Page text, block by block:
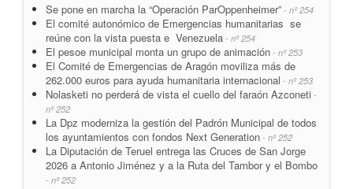
Se pone en marcha la “Operación ParOppenheimer” - nº 254
El comité autonómico de Emergencias humanitarias se
reúne con la vista puesta e Venezuela - nº 254
El pesoe municipal monta un grupo de animación - nº 253
El Comité de Emergencias de Aragón moviliza más de
262.000 euros para ayuda humanitaria internacional - nº 253
Nolasketi no perderá de vista el cuello del faraón Azconeti -
nº 252
La Dpz moderniza la gestión del Padrón Municipal de todos
los ayuntamientos con fondos Next Generation - nº 252
La Diputación de Teruel entrega las Cruces de San Jorge
2026 a Antonio Jiménez y a la Ruta del Tambor y el Bombo
- nº 252